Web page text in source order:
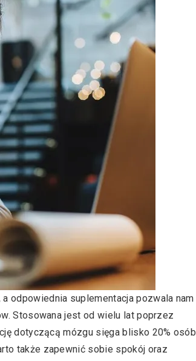
odpowiednia suplementacja pozwala nam
Stosowana jest od wielu lat poprzez
dotyczącą mózgu sięga blisko 20% osób
także zapewnić sobie spokój oraz